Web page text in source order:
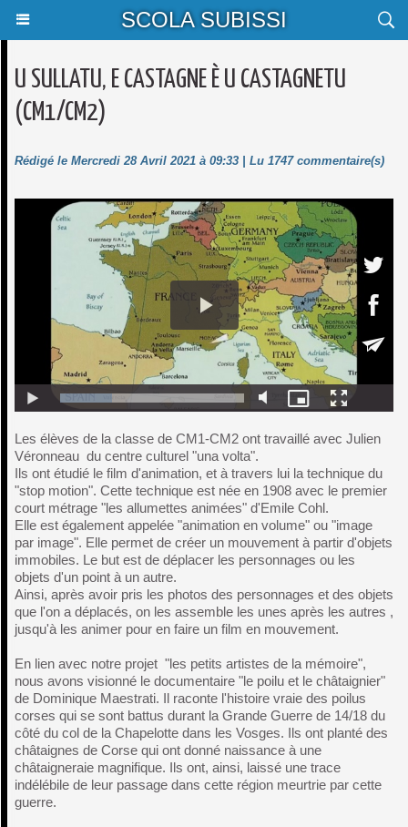
SCOLA SUBISSI
U SULLATU, E CASTAGNE È U CASTAGNETU
(CM1/CM2)
Rédigé le Mercredi 28 Avril 2021 à 09:33 | Lu 1747 commentaire(s)
Les élèves de la classe de CM1-CM2 ont travaillé avec Julien
Véronneau du centre culturel "una volta".
Ils ont étudié le film d'animation, et à travers lui la technique du
"stop motion". Cette technique est née en 1908 avec le premier
court métrage "les allumettes animées" d'Emile Cohl.
Elle est également appelée "animation en volume" ou "image
par image". Elle permet de créer un mouvement à partir d'objets
immobiles. Le but est de déplacer les personnages ou les
objets d'un point à un autre.
Ainsi, après avoir pris les photos des personnages et des objets
que l'on a déplacés, on les assemble les unes après les autres ,
jusqu'à les animer pour en faire un film en mouvement.
En lien avec notre projet "les petits artistes de la mémoire",
nous avons visionné le documentaire "le poilu et le châtaignier"
de Dominique Maestrati. Il raconte l'histoire vraie des poilus
corses qui se sont battus durant la Grande Guerre de 14/18 du
côté du col de la Chapelotte dans les Vosges. Ils ont planté des
châtaignes de Corse qui ont donné naissance à une
châtaigneraie magnifique. Ils ont, ainsi, laissé une trace
indélébile de leur passage dans cette région meurtrie par cette
guerre.